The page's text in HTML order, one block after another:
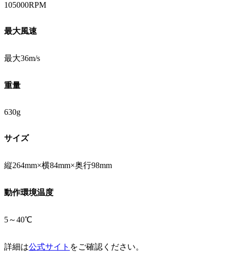
105000RPM
最大風速
最大36m/s
重量
630g
サイズ
縦264mm×横84mm×奥行98mm
動作環境温度
5～40℃
詳細は公式サイト をご確認ください。